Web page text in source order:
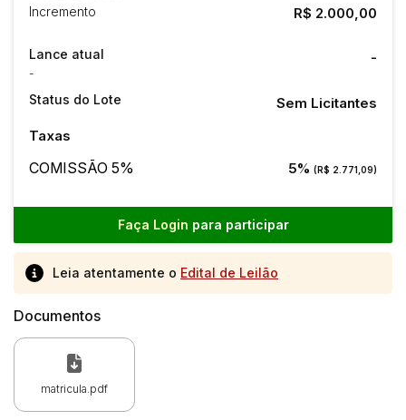
Incremento R$ 2.000,00
Lance atual
-
-
Status do Lote
Sem Licitantes
Taxas
COMISSÃO 5% 5% (R$ 2.771,09)
Faça Login para participar
Leia atentamente o Edital de Leilão
Documentos
matricula.pdf